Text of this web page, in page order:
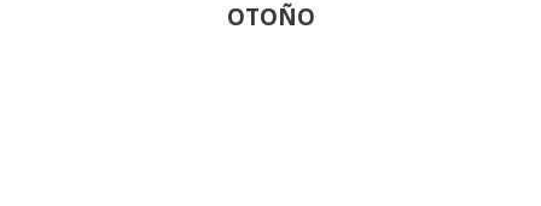
OTOÑO